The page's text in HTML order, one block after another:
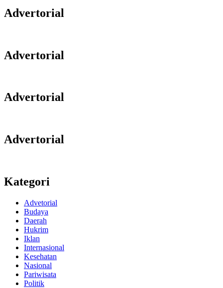
Advertorial
Advertorial
Advertorial
Advertorial
Kategori
Advetorial
Budaya
Daerah
Hukrim
Iklan
Internasional
Kesehatan
Nasional
Pariwisata
Politik